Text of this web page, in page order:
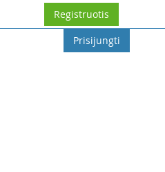
Registruotis
Prisijungti